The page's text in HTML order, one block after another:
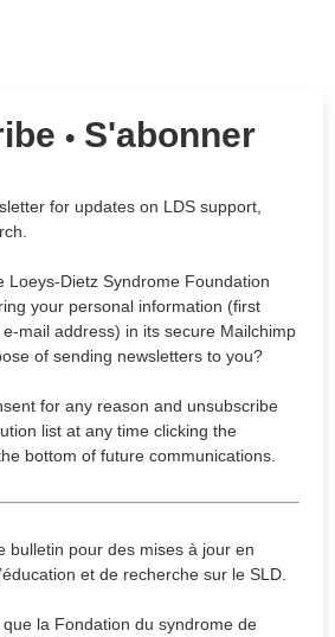
• S'abonner
for updates on LDS support,
Loeys-Dietz Syndrome Foundation
your personal information (first
mail address) in its secure Mailchimp
of sending newsletters to you?
for any reason and unsubscribe
list at any time clicking the
bottom of future communications.
bulletin pour des mises à jour en
et de recherche sur le SLD.
la Fondation du syndrome de